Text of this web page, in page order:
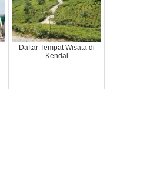
Daftar Tempat Wisata di
Kendal